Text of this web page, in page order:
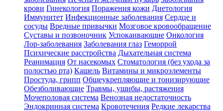
крови Гинекология Поражения кожи Диетология
Иммунитет Инфекционные заболевания Сердце и
сосуды Вредные привычки Мозговое кровообращение
Суставы и позвоночник Успокаивающие Онкология
Лор-заболевания Заболевания глаз Геморрой
Психические расстройства Дыхательная система
Реанимация От насекомых Стоматология (без ухода за
полостью рта) Кашель Витамины и микроэлементы
Простуда, грипп Общеукрепляющие и тонизирующие
Обезболивающие Травмы, ушибы, растяжения
Мочеполовая система Венозная недостаточность
Эндокринная система Кровотечения Редкие лекарства